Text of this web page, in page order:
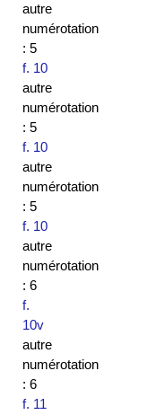
autre
numérotation
: 5
f. 10
autre
numérotation
: 5
f. 10
autre
numérotation
: 5
f. 10
autre
numérotation
: 6
f.
10v
autre
numérotation
: 6
f. 11